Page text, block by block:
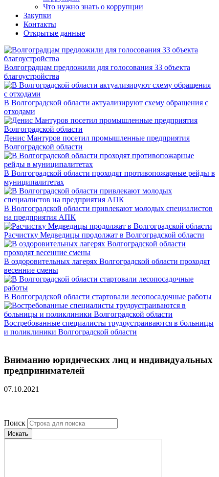
Что нужно знать о коррупции
Закупки
Контакты
Открытые данные
Волгоградцам предложили для голосования 33 объекта
благоустройства
В Волгоградской области актуализируют схему обращения с
отходами
Денис Мантуров посетил промышленные предприятия
Волгоградской области
В Волгоградской области проходят противопожарные рейды в
муниципалитетах
В Волгоградской области привлекают молодых специалистов
на предприятия АПК
Расчистку Медведицы продолжат в Волгоградской области
В оздоровительных лагерях Волгоградской области проходят
весенние смены
В Волгоградской области стартовали лесопосадочные работы
Востребованные специалисты трудоустраиваются в больницы
и поликлиники Волгоградской области
Вниманию юридических лиц и индивидуальных
предпринимателей
07.10.2021
Поиск
Искать